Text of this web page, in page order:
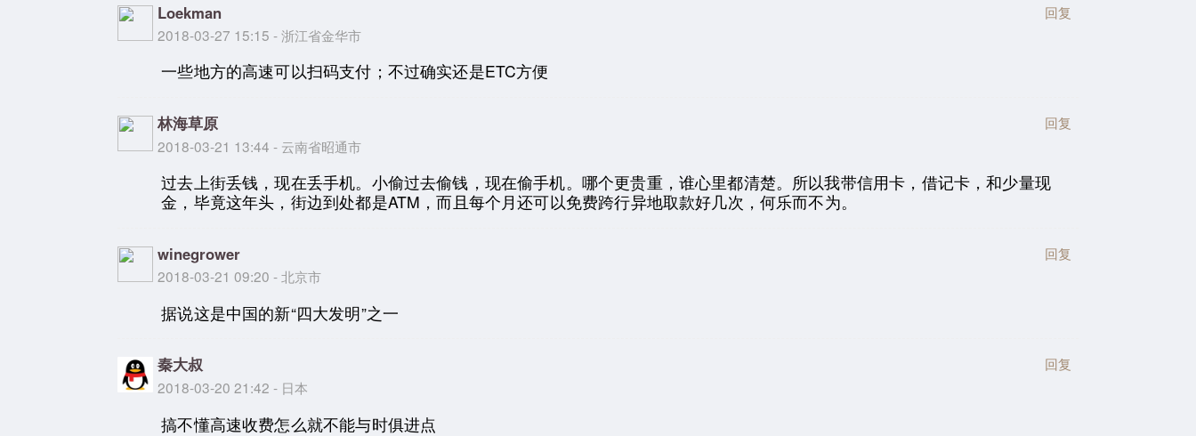
Loekman
2018-03-27 15:15 - 浙江省金华市
回复
一些地方的高速可以扫码支付；不过确实还是ETC方便
林海草原
2018-03-21 13:44 - 云南省昭通市
回复
过去上街丢钱，现在丢手机。小偷过去偷钱，现在偷手机。哪个更贵重，谁心里都清楚。所以我带信用卡，借记卡，和少量现
金，毕竟这年头，街边到处都是ATM，而且每个月还可以免费跨行异地取款好几次，何乐而不为。
winegrower
2018-03-21 09:20 - 北京市
回复
据说这是中国的新“四大发明”之一
秦大叔
2018-03-20 21:42 - 日本
回复
搞不懂高速收费怎么就不能与时俱进点